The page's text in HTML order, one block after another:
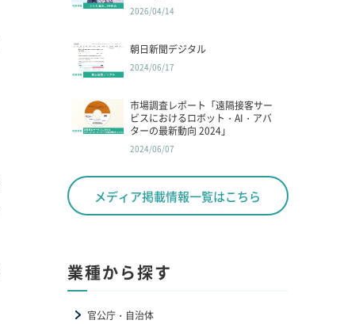
2026/04/14
朝日新聞デジタル
2024/06/17
市場調査レポート「遠隔接客サー
ビスにおけるロボット・AI・アバ
ターの最新動向 2024」
2024/06/07
メディア掲載情報一覧はこちら
業種から探す
官公庁・自治体